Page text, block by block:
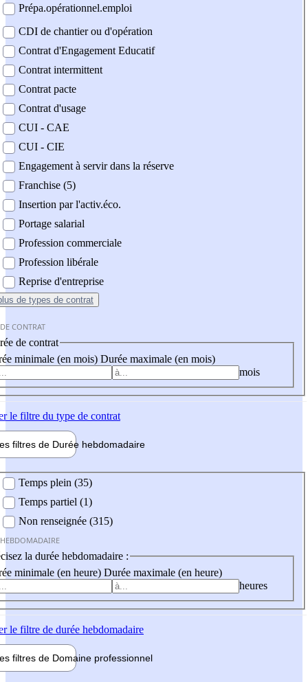
Prépa.opérationnel.emploi
CDI de chantier ou d'opération
Contrat d'Engagement Educatif
Contrat intermittent
Contrat pacte
Contrat d'usage
CUI - CAE
CUI - CIE
Engagement à servir dans la réserve
Franchise (5)
Insertion par l'activ.éco.
Portage salarial
Profession commerciale
Profession libérale
Reprise d'entreprise
de types de contrat
CONTRAT
de contrat
minimale (en mois) Durée maximale (en mois)
mois
le filtre du type de contrat
filtres de Durée hebdomadaire
Temps plein (35)
Temps partiel (1)
Non renseignée (315)
la durée hebdomadaire :
minimale (en heure) Durée maximale (en heure)
heures
le filtre de durée hebdomadaire
filtres de Domaine professionnel